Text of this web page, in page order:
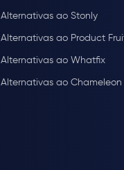
Alternativas ao Stonly
Alternativas ao Product
Alternativas ao Whatfix
Alternativas ao Chameleon